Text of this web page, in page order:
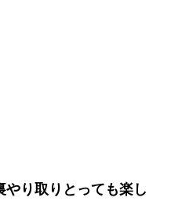
やり取りとっても楽し